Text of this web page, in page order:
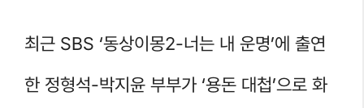
최근 SBS ‘동상이몽2-너는 내 운명’에 출연
한 정형석-박지윤 부부가 ‘용돈 대첩’으로 화